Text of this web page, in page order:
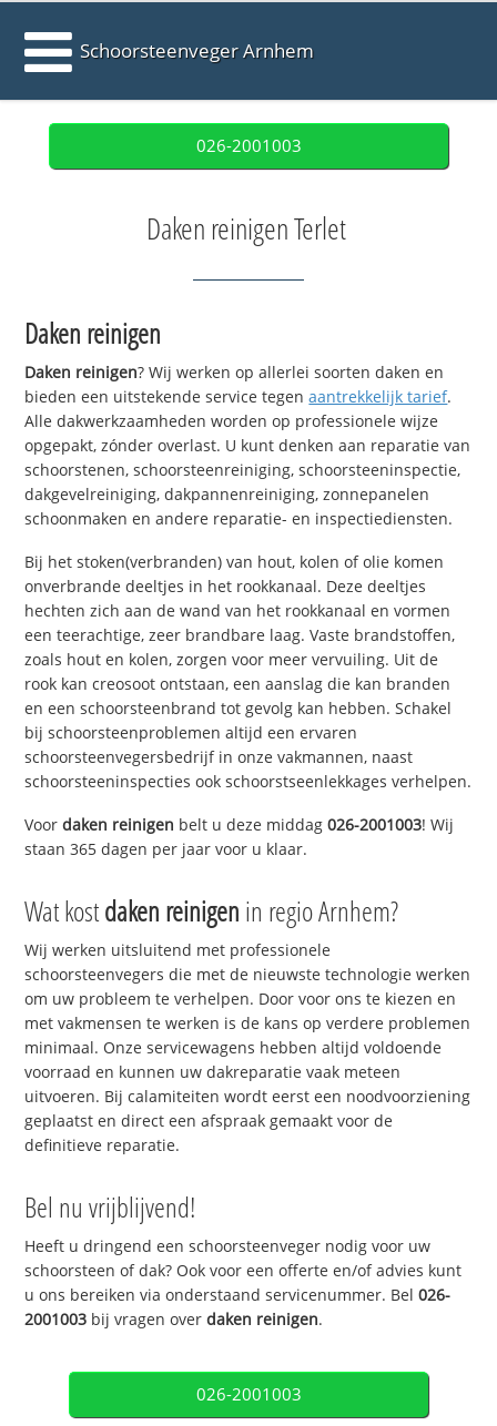
Schoorsteenveger Arnhem
026-2001003
Daken reinigen Terlet
Daken reinigen
Daken reinigen? Wij werken op allerlei soorten daken en
bieden een uitstekende service tegenaantrekkelijk tarief.
Alle dakwerkzaamheden worden op professionele wijze
opgepakt, zónder overlast. U kunt denken aan reparatie van
schoorstenen, schoorsteenreiniging, schoorsteeninspectie,
dakgevelreiniging, dakpannenreiniging, zonnepanelen
schoonmaken en andere reparatie- en inspectiediensten.
Bij het stoken(verbranden) van hout, kolen of olie komen
onverbrande deeltjes in het rookkanaal. Deze deeltjes
hechten zich aan de wand van het rookkanaal en vormen
een teerachtige, zeer brandbare laag. Vaste brandstoffen,
zoals hout en kolen, zorgen voor meer vervuiling. Uit de
rook kan creosoot ontstaan, een aanslag die kan branden
en een schoorsteenbrand tot gevolg kan hebben. Schakel
bij schoorsteenproblemen altijd een ervaren
schoorsteenvegersbedrijf in onze vakmannen, naast
schoorsteeninspecties ook schoorstseenlekkages verhelpen.
Voordaken reinigen belt u deze middag026-2001003! Wij
staan 365 dagen per jaar voor u klaar.
Wat kostdaken reinigen in regio Arnhem?
Wij werken uitsluitend met professionele
schoorsteenvegers die met de nieuwste technologie werken
om uw probleem te verhelpen. Door voor ons te kiezen en
met vakmensen te werken is de kans op verdere problemen
minimaal. Onze servicewagens hebben altijd voldoende
voorraad en kunnen uw dakreparatie vaak meteen
uitvoeren. Bij calamiteiten wordt eerst een noodvoorziening
geplaatst en direct een afspraak gemaakt voor de
definitieve reparatie.
Bel nu vrijblijvend!
Heeft u dringend een schoorsteenveger nodig voor uw
schoorsteen of dak? Ook voor een offerte en/of advies kunt
u ons bereiken via onderstaand servicenummer. Bel026-
2001003 bij vragen overdaken reinigen.
026-2001003